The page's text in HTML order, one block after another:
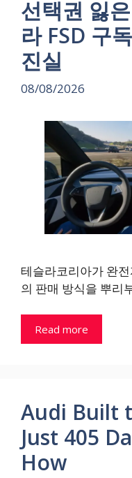
선택권 잃
라 FSD 구
진실
08/08/2026
테슬라코리아가 완
의 판매 방식을 뿌리
Read more
Audi Built
Just 405
How